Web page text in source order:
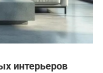
интерьеров